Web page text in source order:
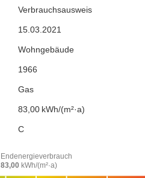
Verbrauchs­ausweis
15.03.2021
Wohngebäude
1966
Gas
83,00 kWh/(m²·a)
C
Endenergieverbrauch
83,00kWh/(m²·a)